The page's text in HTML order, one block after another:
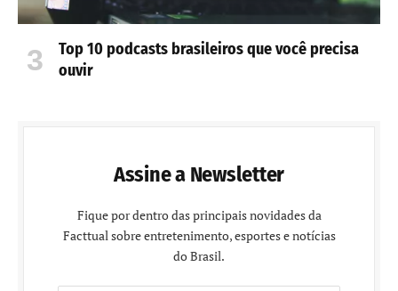
Top 10 podcasts brasileiros que você precisa
ouvir
Assine a Newsletter
Fique por dentro das principais novidades da
Facttual sobre entretenimento, esportes e notícias
do Brasil.